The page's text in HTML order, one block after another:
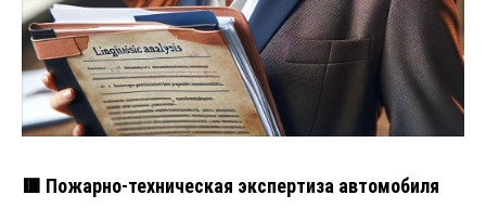
🟥 Пожарно-техническая экспертиза автомобиля